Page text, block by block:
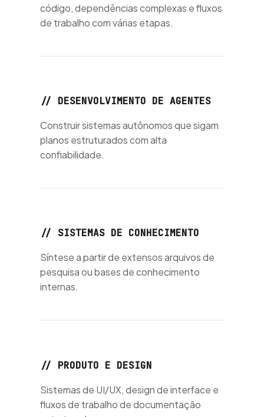
código, dependências complexas e fluxos
de trabalho com várias etapas.
// DESENVOLVIMENTO DE AGENTES
Construir sistemas autônomos que sigam
planos estruturados com alta
confiabilidade.
// SISTEMAS DE CONHECIMENTO
Síntese a partir de extensos arquivos de
pesquisa ou bases de conhecimento
internas.
// PRODUTO E DESIGN
Sistemas de UI/UX, design de interface e
fluxos de trabalho de documentação